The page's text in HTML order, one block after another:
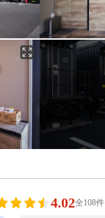
4.02全108件